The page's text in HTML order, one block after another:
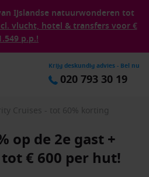
IJslandse natuurwonderen tot
vlucht, hotel & transfers voor €
p.p.!
Krijg deskundig advies - Bel nu
020 793 30 19
Cruises - tot 60% korting
op de 2e gast +
€ 600 per hut!